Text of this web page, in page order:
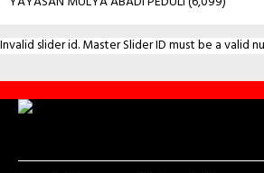
Invalid slider id. Master Slider ID must be a valid
Contact
Us